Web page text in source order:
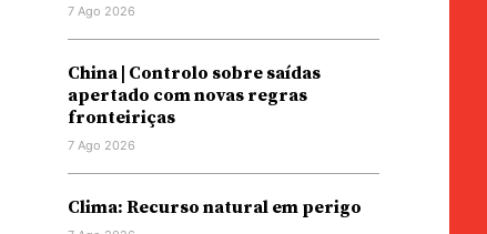
7 Ago 2026
China | Controlo sobre saídas
apertado com novas regras
fronteiriças
7 Ago 2026
Clima: Recurso natural em perigo